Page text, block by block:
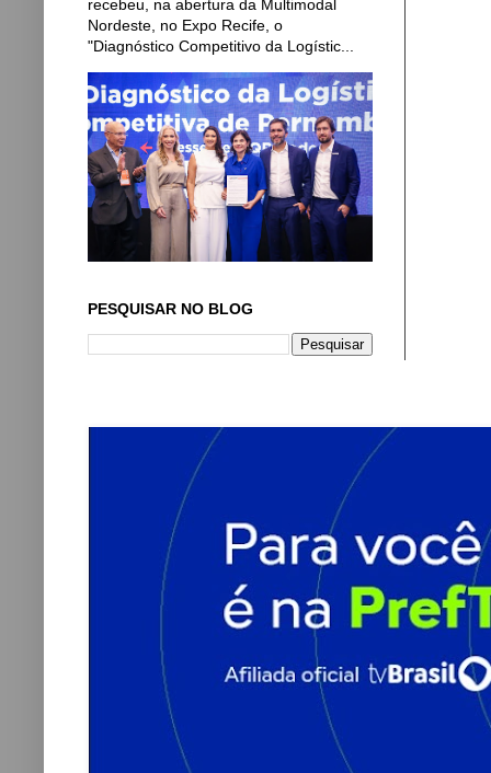
recebeu, na abertura da Multimodal
Nordeste, no Expo Recife, o
"Diagnóstico Competitivo da Logístic...
PESQUISAR NO BLOG